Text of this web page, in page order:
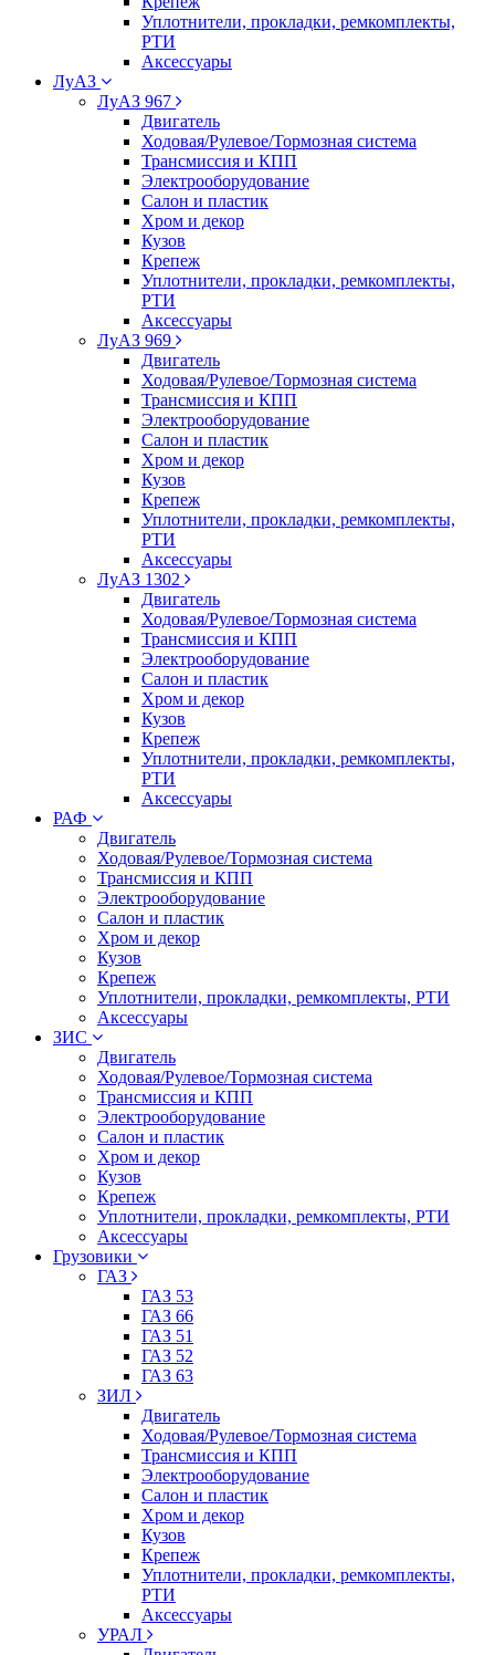
Уплотнители, прокладки, ремкомплекты,
РТИ
Аксессуары
ЛуАЗ
ЛуАЗ 967
Двигатель
Ходовая/Рулевое/Тормозная система
Трансмиссия и КПП
Электрооборудование
Салон и пластик
Хром и декор
Кузов
Крепеж
Уплотнители, прокладки, ремкомплекты,
РТИ
Аксессуары
ЛуАЗ 969
Двигатель
Ходовая/Рулевое/Тормозная система
Трансмиссия и КПП
Электрооборудование
Салон и пластик
Хром и декор
Кузов
Крепеж
Уплотнители, прокладки, ремкомплекты,
РТИ
Аксессуары
ЛуАЗ 1302
Двигатель
Ходовая/Рулевое/Тормозная система
Трансмиссия и КПП
Электрооборудование
Салон и пластик
Хром и декор
Кузов
Крепеж
Уплотнители, прокладки, ремкомплекты,
РТИ
Аксессуары
РАФ
Двигатель
Ходовая/Рулевое/Тормозная система
Трансмиссия и КПП
Электрооборудование
Салон и пластик
Хром и декор
Кузов
Крепеж
Уплотнители, прокладки, ремкомплекты, РТИ
Аксессуары
ЗИС
Двигатель
Ходовая/Рулевое/Тормозная система
Трансмиссия и КПП
Электрооборудование
Салон и пластик
Хром и декор
Кузов
Крепеж
Уплотнители, прокладки, ремкомплекты, РТИ
Аксессуары
Грузовики
ГАЗ
ГАЗ 53
ГАЗ 66
ГАЗ 51
ГАЗ 52
ГАЗ 63
ЗИЛ
Двигатель
Ходовая/Рулевое/Тормозная система
Трансмиссия и КПП
Электрооборудование
Салон и пластик
Хром и декор
Кузов
Крепеж
Уплотнители, прокладки, ремкомплекты,
РТИ
Аксессуары
УРАЛ